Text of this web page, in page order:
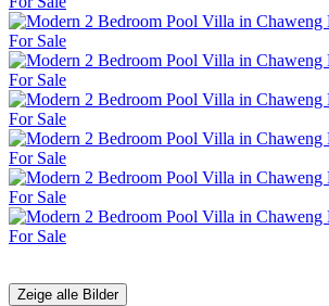
Zeige alle Bilder